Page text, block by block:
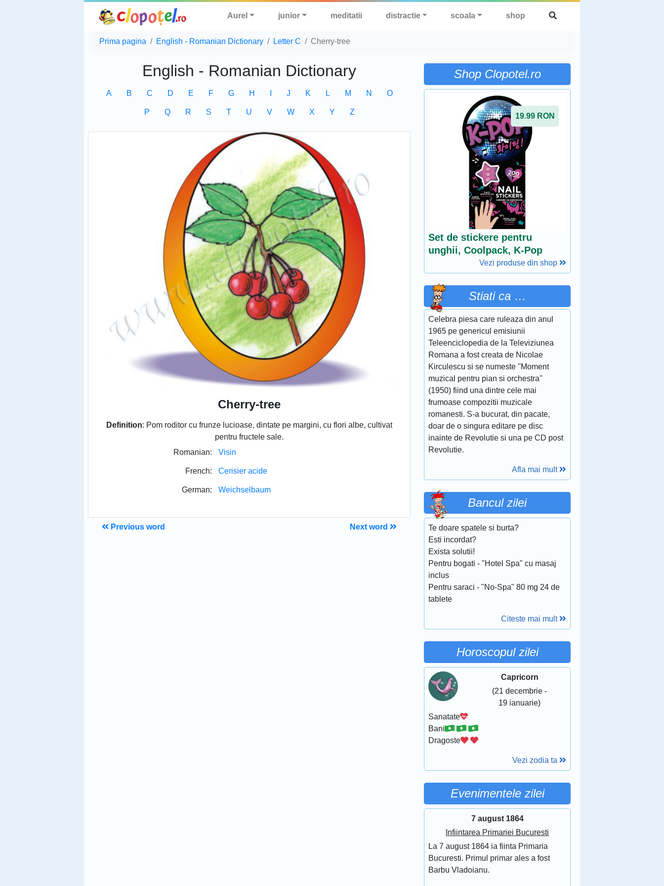
Aurel junior meditatii distractie scoala shop
Prima pagina English - Romanian Dictionary Letter C Cherry-tree
English - Romanian Dictionary
A B C D E F G H J K L M N O
P Q R S T U V W X Y Z
Cherry-tree
Definition: Pom roditor cu frunze lucioase, dintate pe margini, cu flori albe, cultivat
pentru fructele sale.
Romanian:
Visin
French: Cerisier acide
German: Weichselbaum
Previous word Next word
Shop Clopotel.ro
19.99 RON
Set de stickere pentru
unghii, Coolpack, K-Pop
Vezi produse din shop
Stiati ca …
Celebra piesa care ruleaza din anul
1965 pe genericul emisiunii
Teleenciclopedia de la Televiziunea
Romana a fost creata de Nicolae
Kirculescu si se numeste ''Moment
muzical pentru pian si orchestra''
(1950) fiind una dintre cele mai
frumoase compozitii muzicale
romanesti. S-a bucurat, din pacate,
doar de o singura editare pe disc
inainte de Revolutie si una pe CD post
Revolutie.
Afla mai mult
Bancul zilei
Te doare spatele si burta?
Esti incordat?
Exista solutii!
Pentru bogati - "Hotel Spa" cu masaj
inclus
Pentru saraci - "No-Spa" 80 mg 24 de
tablete
Citeste mai mult
Horoscopul zilei
Capricorn
(21 decembrie -
19 ianuarie)
Sanatate
Bani
Dragoste
Vezi zodia ta
Evenimentele zilei
7 august 1864
Infiintarea Primariei Bucuresti
La 7 august 1864 ia fiinta Primaria
Bucuresti. Primul primar ales a fost
Barbu Vladoianu.